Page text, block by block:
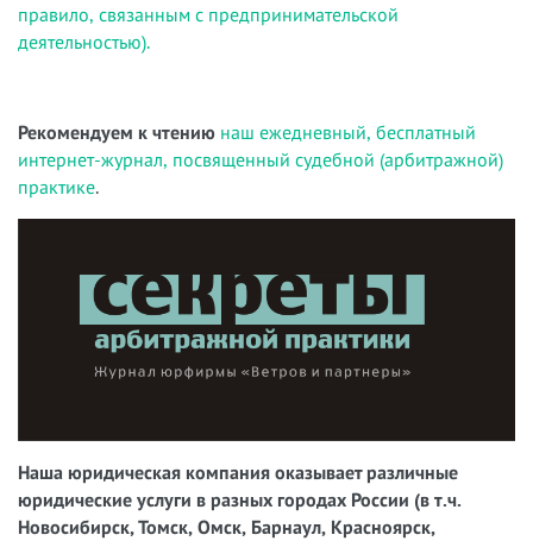
правило, связанным с предпринимательской
деятельностью).
Рекомендуем к чтению наш ежедневный, бесплатный
интернет-журнал, посвященный судебной (арбитражной)
практике.
Наша юридическая компания оказывает различные
юридические услуги в разных городах России (в т.ч.
Новосибирск, Томск, Омск, Барнаул, Красноярск,